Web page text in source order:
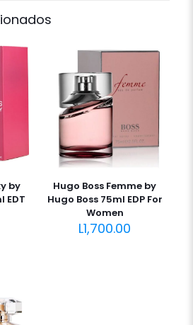
by
EDT
Hugo Boss Femme by
Hugo Boss 75ml EDP For
Women
L1,700.00